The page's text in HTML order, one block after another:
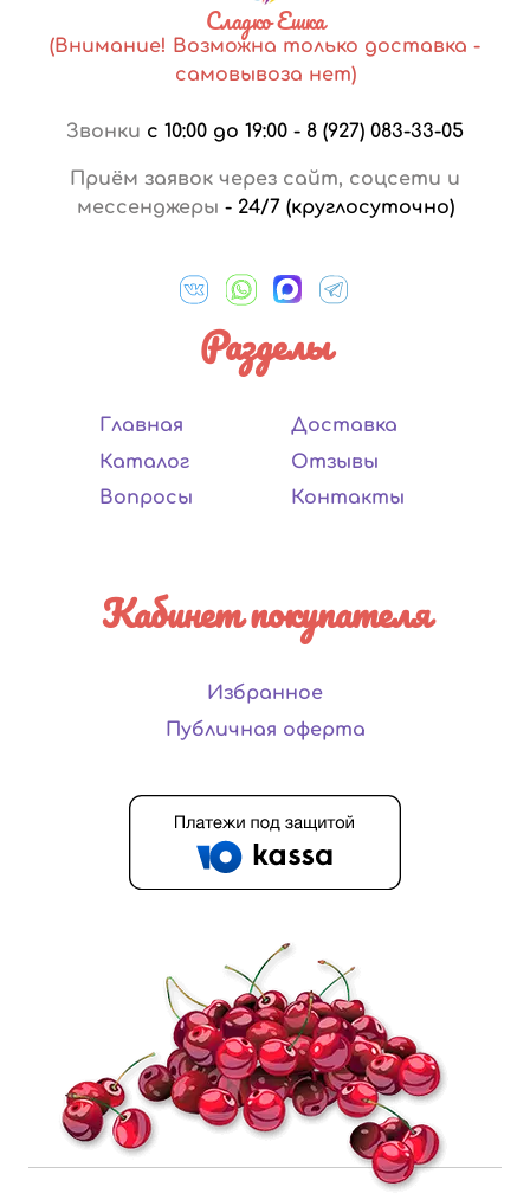
Сладко Ешка
(Внимание! Возможна только доставка -
самовывоза нет)
Звонки с 10:00 до 19:00 - 8 (927) 083-33-05
Приём заявок через сайт, соцсети и
мессенджеры - 24/7 (круглосуточно)
Разделы
Главная
Каталог
Вопросы
Доставка
Отзывы
Контакты
Кабинет покупателя
Избранное
Публичная оферта